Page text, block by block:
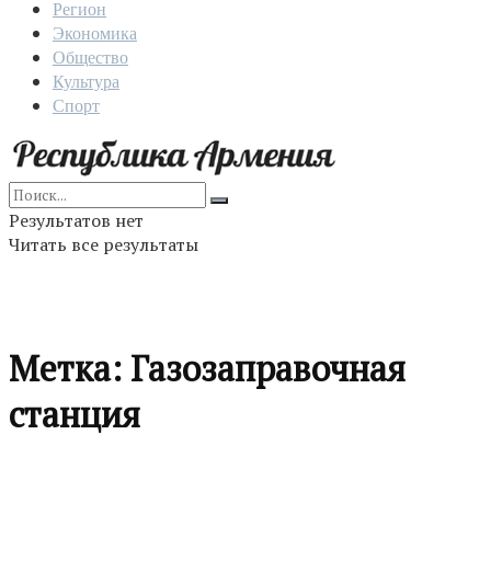
Регион
Экономика
Общество
Культура
Спорт
Результатов нет
Читать все результаты
Метка: Газозаправочная
станция